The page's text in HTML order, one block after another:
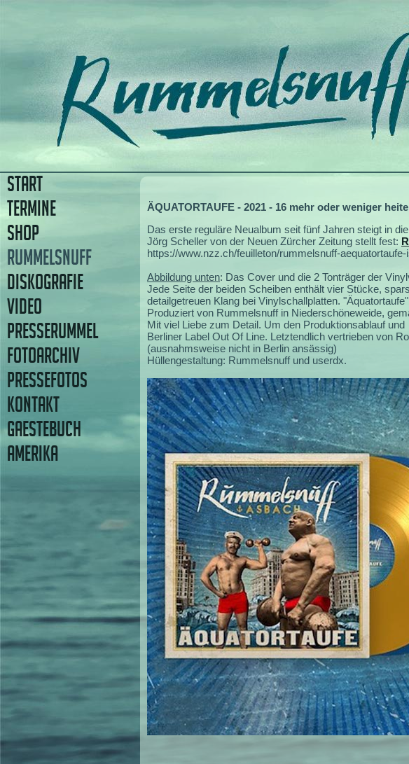
ÄQUATORTAUFE - 2021 - 16 mehr oder weniger
Das erste reguläre Neualbum seit fünf Jahren steigt in die
Jörg Scheller von der Neuen Zürcher Zeitung stellt fest:
https://www.nzz.ch/feuilleton/rummelsnuff-
Abbildung unten: Das Cover und die 2 Tonträger der
Jede Seite der beiden Scheiben enthält vier Stücke,
detailgetreuen Klang bei Vinylschallplatten.
Produziert von Rummelsnuff in Niederschöneweide,
Mit viel Liebe zum Detail. Um den Produktionsablauf
Berliner Label Out Of Line. Letztendlich vertrieben von
(ausnahmsweise nicht in Berlin ansässig)
Hüllengestaltung: Rummelsnuff und userdx.
START
TERMINE
SHOP
RUMMELSNUFF
DISKOGRAFIE
VIDEO
PRESSERUMMEL
FOTOARCHIV
PRESSEFOTOS
KONTAKT
GAESTEBUCH
AMERIKA